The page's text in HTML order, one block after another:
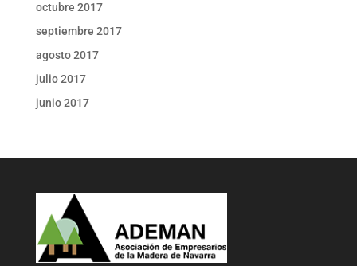
octubre 2017
septiembre 2017
agosto 2017
julio 2017
junio 2017